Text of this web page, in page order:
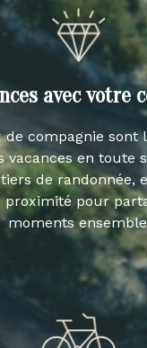
avec votre
de compagnie sont
vacances en toute
de randonnée,
proximité pour
moments